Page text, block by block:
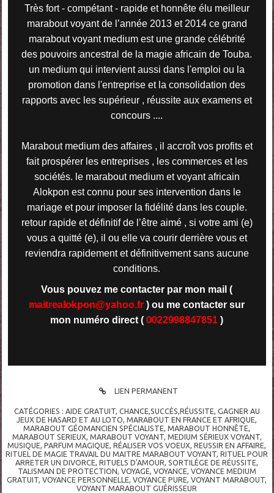
Très fort - compétant - rapide et honnête élu meilleur
marabout voyant de l’année 2013 et 2014 ce grand
marabout voyant medium est une grande célébrité
des pouvoirs ancestral de la magie africain de Touba.
un medium qui intervient aussi dans l'emploi ou la
promotion dans l'entreprise et la consolidation des
rapports avec les supérieur , réussite aux examens et
concours ....
Marabout medium des affaires , il accroît vos profits et
fait prospérer les entreprises , les commerces et les
sociétés. le marabout medium et voyant africain
Alokpon est connu pour ses intervention dans le
mariage et pour imposer la fidélité dans les couple.
retour rapide et définitif de l’être aimé , si votre ami (e)
vous a quitté (e), il ou elle va courir derrière vous et
reviendra rapidement et définitivement sans aucune
conditions.
Vous pouvez me contacter par mon mail (
maitrealokpon@yahoo.fr ) ou me contacter sur
mon numéro direct (0022998847851 )
LIEN PERMANENT
CATÉGORIES : AIDE GRATUIT, CHANCE,SUCCÈS,RÉUSSITE GAGNER AU
JEUX DE HASARD ET AU LOTO ,MARABOUT EN FRANCE ET AFRIQUE
MARABOUT GÉOMANCIEN SPÉCIALISTE ,MARABOUT HONNÊTE
MARABOUT SERIEUX, MARABOUT VOYANT, MEDIUM SÉRIEUX VOYANT,
MUSIQUE ,PARFUM MAGIQUE ,RÉALISER VOS VOEUX ,REUSSIR EN AFFAIRE
RITUEL DE MAGIE TRAVAIL DU MAITRE MARABOUT VOYANT ,RITUEL POUR
ARRETER UN DIVORCE ,RITUELS D'AMOUR ,SORTILÈGE DE RÉUSSITE
TALISMAN DE PROTECTION VOYAGE VOYANCE VOYANCE MEDIUM
GRATUIT ,VOYANCE PERSONNELLE ,VOYANCE PURE ,VOYANT MARABOUT
VOYANT MARABOUT GUÉRISSEUR